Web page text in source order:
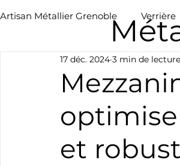
Artisan Métallier Grenoble Verrière
et
17 déc. 2024 3 min de lecture